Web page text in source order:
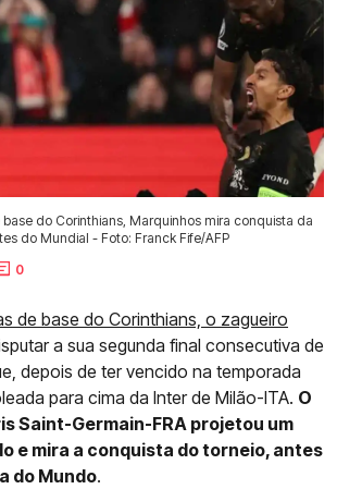
do Corinthians, Marquinhos mira conquista da
do Mundial - Foto: Franck Fife/AFP
0
de base do Corinthians, o zagueiro
a sua segunda final consecutiva de
depois de ter vencido na temporada
para cima da Inter de Milão-ITA. O
Saint-Germain-FRA projetou um
e mira a conquista do torneio, antes
do Mundo.